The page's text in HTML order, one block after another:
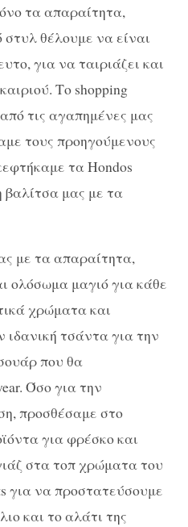
τα απαραίτητα,
θέλουμε να είναι
για να ταιριάζει και
Το shopping
τις αγαπημένες μας
τους προηγούμενους
τα Hondos
βαλίτσα μας με τα
με τα απαραίτητα,
ολόσωμα μαγιό για κάθε
χρώματα και
τσάντα για την
που θα
Όσο για την
προσθέσαμε στο
για φρέσκο και
στα τοπ χρώματα του
για να προστατεύσουμε
και το αλάτι της